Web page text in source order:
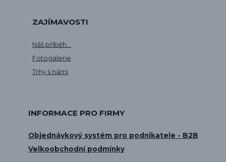
ZAJÍMAVOSTI
Náš příběh...
Fotogalerie
Trhy s námi
INFORMACE PRO FIRMY
Objednávkový systém pro podnikatele - B2B
Velkoobchodní podmínky